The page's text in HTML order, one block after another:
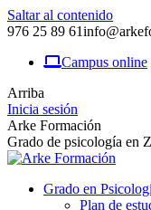
Saltar al contenido
976 25 89 61
Campus online
Arriba
Inicia sesión
Arke Formación
Grado de psicología en
Grado en
Plan de